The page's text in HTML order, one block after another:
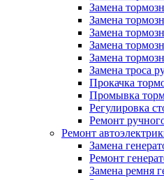
Замена
Замена
Замена
Замена
Замена
Замена троса
Прокачка
Промывка
Регулировка
Ремонт
Ремонт
Замена
Ремонт
Замена ремня